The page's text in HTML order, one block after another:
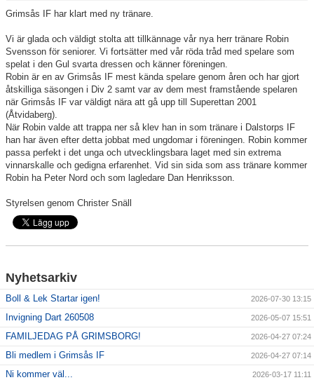
Grimsås IF har klart med ny tränare.
Vi är glada och väldigt stolta att tillkännage vår nya herr tränare Robin
Svensson för seniorer. Vi fortsätter med vår röda tråd med spelare som
spelat i den Gul svarta dressen och känner föreningen.
Robin är en av Grimsås IF mest kända spelare genom åren och har gjort
åtskilliga säsongen i Div 2 samt var av dem mest framstående spelaren
när Grimsås IF var väldigt nära att gå upp till Superettan 2001
(Åtvidaberg).
När Robin valde att trappa ner så klev han in som tränare i Dalstorps IF
han har även efter detta jobbat med ungdomar i föreningen. Robin kommer
passa perfekt i det unga och utvecklingsbara laget med sin extrema
vinnarskalle och gedigna erfarenhet. Vid sin sida som ass tränare kommer
Robin ha Peter Nord och som lagledare Dan Henriksson.
Styrelsen genom Christer Snäll
Nyhetsarkiv
Boll & Lek Startar igen! 2026-07-30 13:15
Invigning Dart 260508 2026-05-07 15:51
FAMILJEDAG PÅ GRIMSBORG! 2026-04-27 07:24
Bli medlem i Grimsås IF 2026-04-27 07:14
Ni kommer väl... 2026-03-17 11:11